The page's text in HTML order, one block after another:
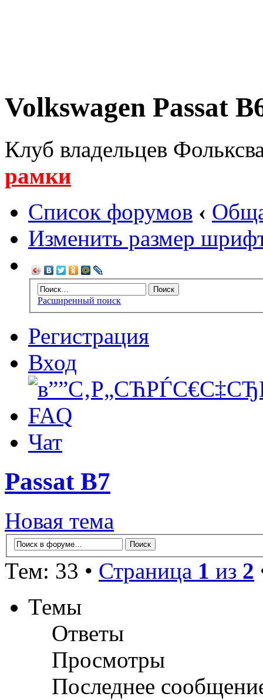
Volkswagen Passat
Клуб владельцев
рамки
Список форумов ‹
Изменить размер
Расширенный поиск
Регистрация
Вход
FAQ
Чат
Passat B7
Новая тема
Тем: 33 • Страница 1 из 2
Темы
Ответы
Просмотры
Последнее